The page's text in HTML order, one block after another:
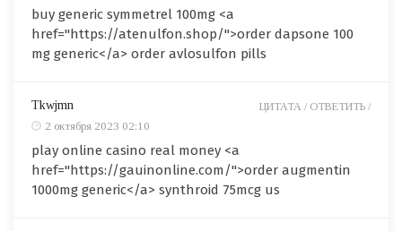
buy generic symmetrel 100mg <a
href="https://atenulfon.shop/">order dapsone 100
mg generic</a> order avlosulfon pills
Tkwjmn
2 октября 2023 02:10
play online casino real money <a
href="https://gauinonline.com/">order augmentin
1000mg generic</a> synthroid 75mcg us
ЦИТАТА / ОТВЕТИТЬ /